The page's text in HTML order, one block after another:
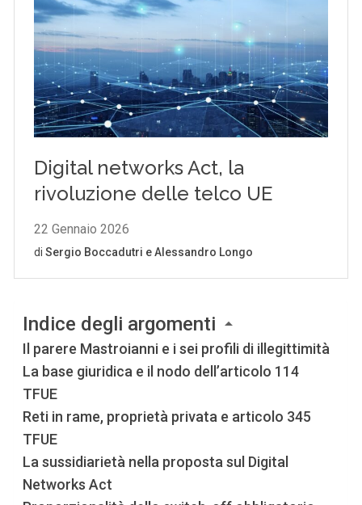
Indice degli argomenti
Il parere Mastroianni e i sei profili di illegittimità
La base giuridica e il nodo dell’articolo 114
TFUE
Reti in rame, proprietà privata e articolo 345
TFUE
La sussidiarietà nella proposta sul Digital
Networks Act